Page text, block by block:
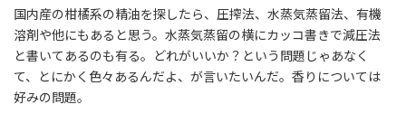
国内産の柑橘系の精油を探したら、圧搾法、水蒸気蒸留法、有機
溶剤や他にもあると思う。水蒸気蒸留の横にカッコ書きで減圧法
と書いてあるのも有る。どれがいいか？という問題じゃあなく
て、とにかく色々あるんだよ、が言いたいんだ。香りについては
好みの問題。